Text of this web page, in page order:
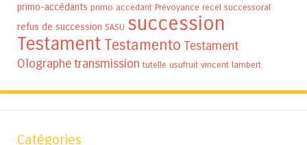
primo-accédants primo accedant Prévoyance recel successoral
refus de succession SASU succession
Testament Testamento Testament
Olographetransmission tutelle usufruit vincent lambert
Catégories